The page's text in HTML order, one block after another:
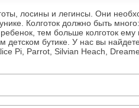
лосины и легинсы. Они
Колготок должно быть
тем больше колготок ему
бутике. У нас вы
Pi, Parrot, Silvian Heach,